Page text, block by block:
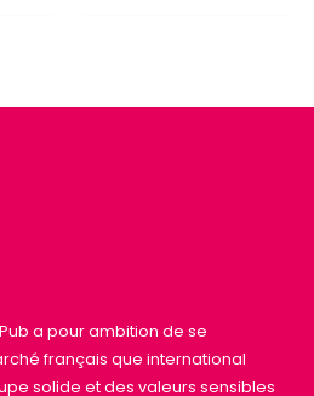
a pour ambition de se
français que international
solide et des valeurs sensibles